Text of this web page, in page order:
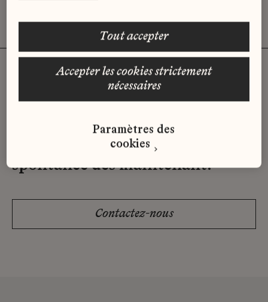
Vous n'avez pas trouvé d'offre
qui correspond à votre profil ?
Envoyez-nous votre candidature
spontanée dès maintenant.
Contactez-nous
accepter les cookies strictement
nécessaires
tout accepter
Paramètres des
cookies